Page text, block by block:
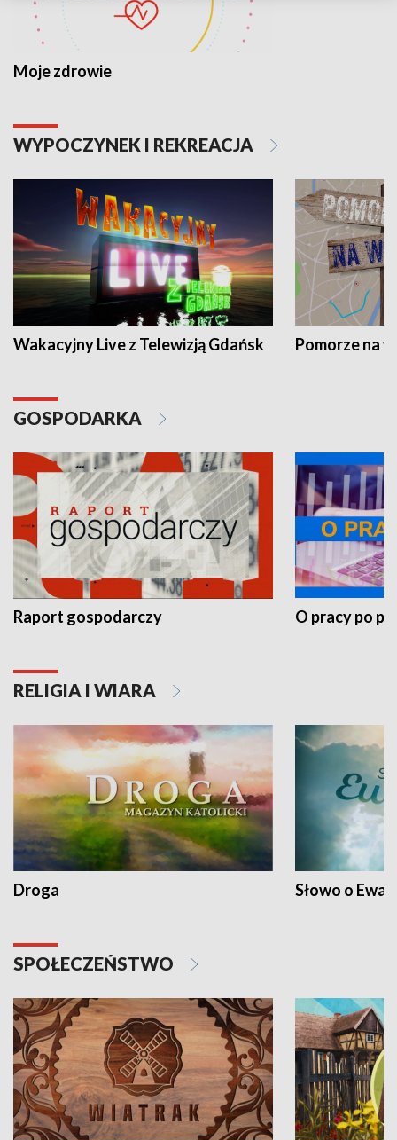
Moje zdrowie
WYPOCZYNEK I REKREACJA
Wakacyjny Live z Telewizją Gdańsk Pomorze na
GOSPODARKA
Raport gospodarczy O pracy po
RELIGIA I WIARA
Droga Słowo o
SPOŁECZEŃSTWO